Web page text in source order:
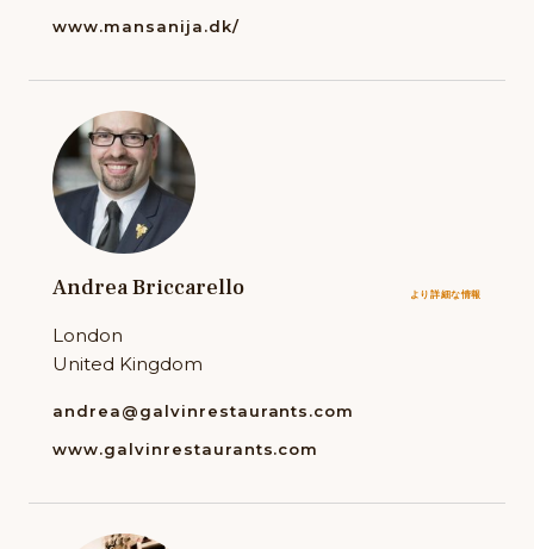
www.mansanija.dk/
Andrea Briccarello より詳細な情報
London
United Kingdom
andrea@galvinrestaurants.com
www.galvinrestaurants.com